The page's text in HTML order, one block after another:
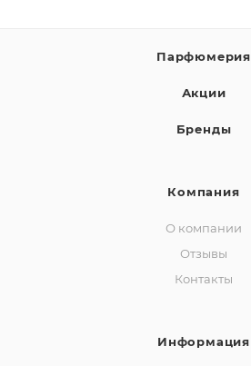
Парфюмерия
Акции
Бренды
Компания
О компании
Отзывы
Контакты
Информация